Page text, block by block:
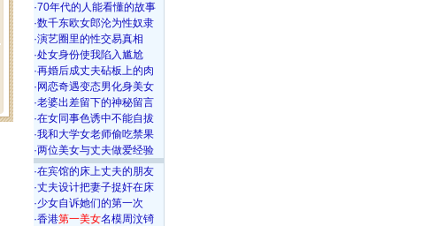
·70年代的人能看懂的故事
·数千东欧女郎沦为性奴隶
·演艺圈里的性交易真相
·处女身份使我陷入尴尬
·再婚后成丈夫砧板上的肉
· 网恋奇遇变态男化身美女
·老婆出差留下的神秘留言
·在女同事色诱中不能自拔
·我和大学女老师偷吃禁果
·两位美女与丈夫做爱经验
·在宾馆的床上丈夫的朋友
·丈夫设计把妻子捉奸在床
·少女自诉她们的第一次
·香港第一美女名模周汶锜